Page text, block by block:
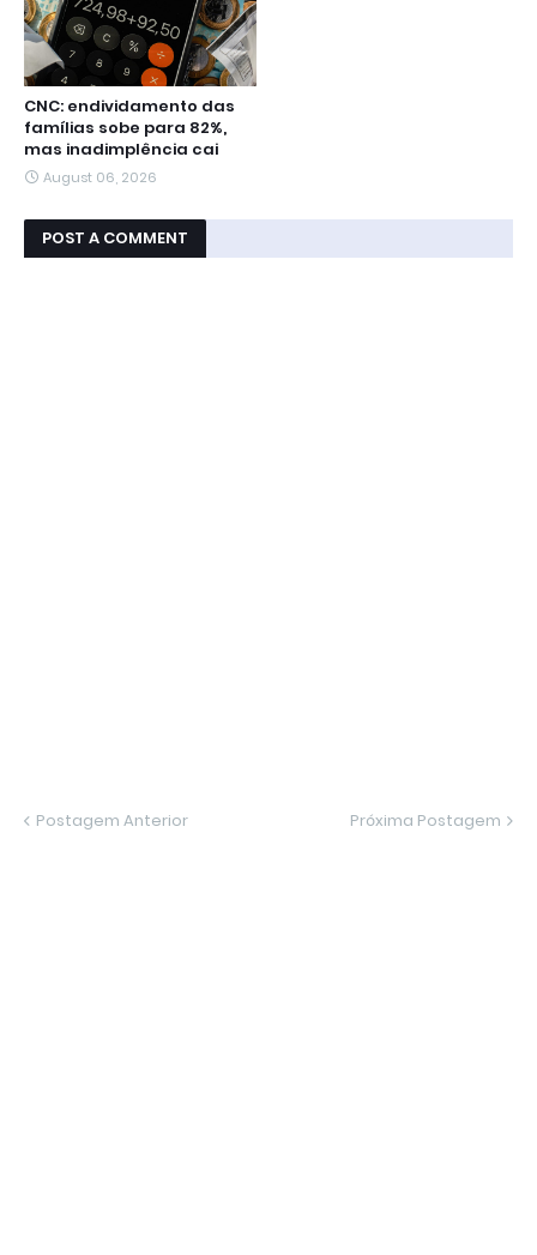
CNC: endividamento das
famílias sobe para 82%,
mas inadimplência cai
August 06, 2026
POST A COMMENT
Postagem Anterior Próxima Postagem